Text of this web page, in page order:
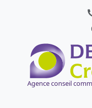
Agence conseil